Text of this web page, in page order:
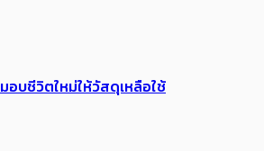
อบชีวิตใหม่ให้วัสดุเหลือใช้